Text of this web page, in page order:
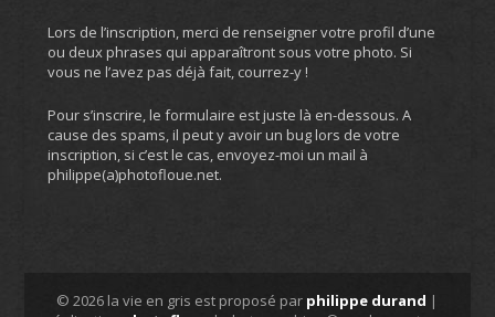
Lors de l’inscription, merci de renseigner votre profil d’une
ou deux phrases qui apparaîtront sous votre photo. Si
vous ne l’avez pas déjà fait, courrez-y !
Pour s’inscrire, le formulaire est juste là en-dessous. A
cause des spams, il peut y avoir un bug lors de votre
inscription, si c’est le cas, envoyez-moi un mail à
philippe(a)photofloue.net.
© 2026 la vie en gris est proposé par philippe durand |